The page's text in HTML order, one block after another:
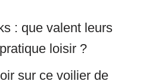
: que valent leurs
loisir ?
sur ce voilier de